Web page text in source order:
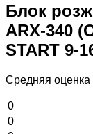
Блок
ARX-340
START 9-
Средняя оценка
0
0